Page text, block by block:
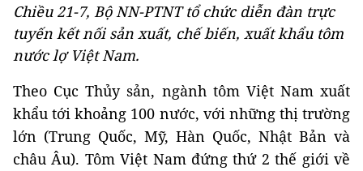
Chiều 21-7, Bộ NN-PTNT tổ chức diễn đàn trực
tuyến kết nối sản xuất, chế biến, xuất khẩu tôm
nước lợ Việt Nam.
Theo Cục Thủy sản, ngành tôm Việt Nam xuất
khẩu tới khoảng 100 nước, với những thị trường
lớn (Trung Quốc, Mỹ, Hàn Quốc, Nhật Bản và
châu Âu). Tôm Việt Nam đứng thứ 2 thế giới về